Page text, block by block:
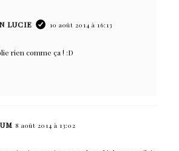
LUCIE 10 août 2014 à 16:13
rien comme ça ! :D
8 août 2014 à 13:02